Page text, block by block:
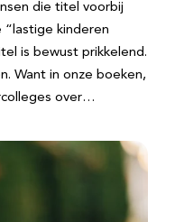
die titel voorbij
“lastige kinderen
is bewust prikkelend.
Want in onze boeken,
over…